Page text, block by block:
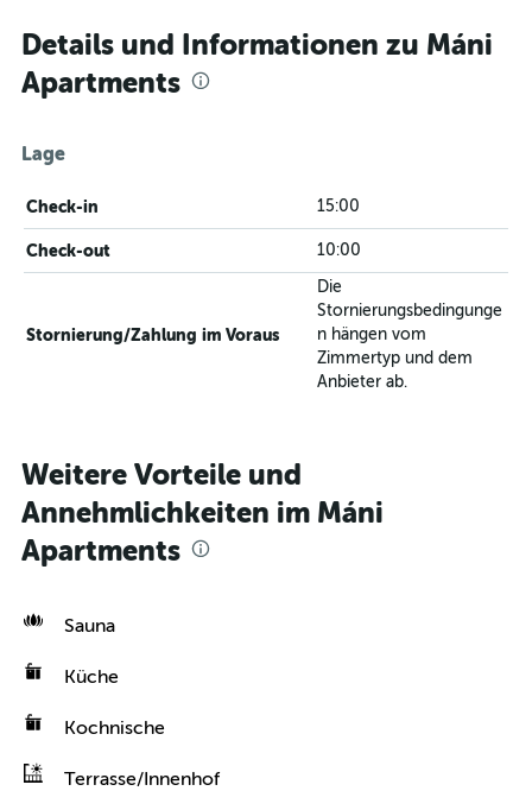
Details und Informationen zu Máni
Apartments
Lage
Check-in 15:00
Check-out 10:00
Stornierung/Zahlung im Voraus
Die
Stornierungsbedingunge
n hängen vom
Zimmertyp und dem
Anbieter ab.
Weitere Vorteile und
Annehmlichkeiten im Máni
Apartments
Sauna
Küche
Kochnische
Terrasse/Innenhof